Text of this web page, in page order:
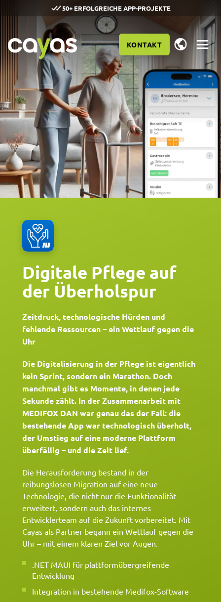
50+ ERFOLGREICHE APP-PROJEKTE
LEISTUNGEN
REFERENZEN
BLOG
ÜBER UNS
JOBS
KONTAKT
Digitale Pflege auf
der Überholspur
Zeitdruck, technologische Hürden und
fehlende Ressourcen – ein Wettlauf gegen die
Uhr
Die Digitalisierung in der Pflege ist eigentlich
kein Sprint, sondern ein Marathon. Doch
manchmal gibt es Momente, in denen jede
Sekunde zählt. In der Zusammenarbeit mit
MEDIFOX DAN war genau das der Fall: die
bestehende App war technologisch überholt,
der Umstieg auf eine moderne Plattform
überfällig – und die Zeit lief.
Die Herausforderung bestand in der
reibungslosen Migration auf eine neue
Technologie, die nicht nur die Funktionalität
erweitert, sondern auch das internes
Entwicklerteam auf die Zukunft vorbereitet. Mit
Cayas als Partner begann ein Wettlauf gegen die
Uhr – mit einem klaren Ziel vor Augen.
.NET MAUI für plattformübergreifende
Entwicklung
Integration in bestehende Medifox-Software